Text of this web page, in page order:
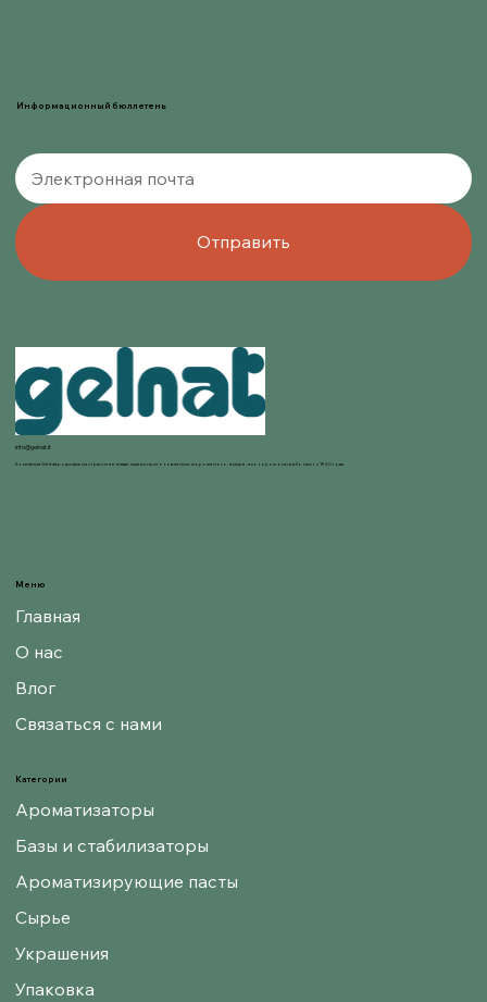
Информационный бюллетень
Отправить
info@gelnat.it
Компания Gelnat родилась из страсти ее владельцев к приготовлению мороженого, в мире, в котором они работают с 1950 года.
Категории
Ароматизаторы
Базы и стабилизаторы
Ароматизирующие пасты
Сырье
Украшения
Упаковка
Меню
Главная
О нас
Влог
Связаться с нами